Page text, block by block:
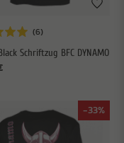
Schriftzug BFC DYNAMO
-33%